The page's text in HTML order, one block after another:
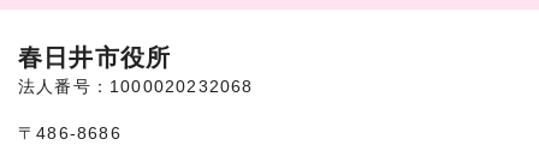
春日井市役所
法人番号：1000020232068
〒486-8686